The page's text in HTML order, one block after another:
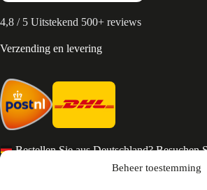
Beheer toestemming
4,8 / 5 Uitstekend 500+ reviews
Verzending en levering
Bestellen Sie aus Deutschland? Besuchen